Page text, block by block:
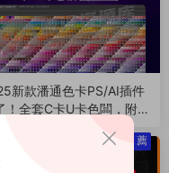
新款潘通色卡PS/AI插件
！全套C卡U卡色闆，附贈
色3.0軟件（250729）
薦